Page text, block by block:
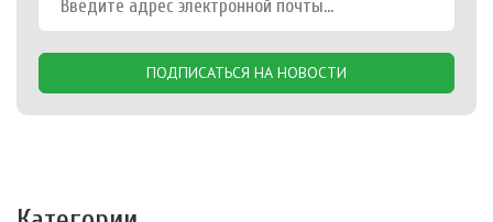
ПОДПИСАТЬСЯ НА НОВОСТИ